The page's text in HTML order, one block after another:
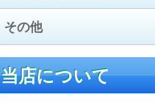
除湿機/空気清浄機
連厨房機器
スポーツ
家具
その他
当店について